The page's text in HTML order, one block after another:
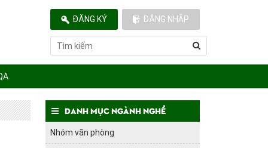
ĐĂNG KÝ ĐĂNG NHẬP
Danh mục ngành nghề
Nhóm văn phòng